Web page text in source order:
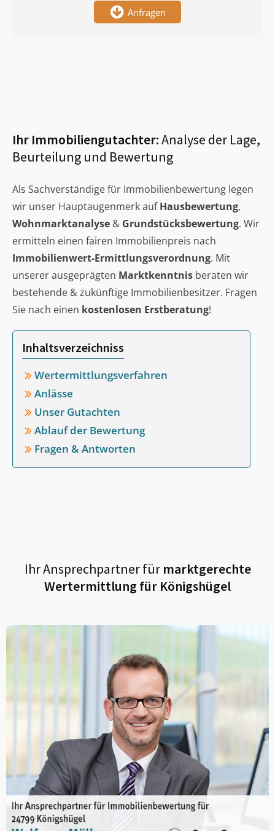
Anfragen
Ihr Immobiliengutachter:Analyse der Lage,
Beurteilung und Bewertung
Als Sachverständige für Immobilienbewertung legen
wir unser Hauptaugenmerk aufHausbewertung,
Wohnmarktanalyse & Grundstücksbewertung. Wir
ermitteln einen fairen Immobilienpreis nach
Immobilienwert-Ermittlungsverordnung. Mit
unserer ausgeprägten Marktkenntnis beraten wir
bestehende & zukünftige Immobilienbesitzer. Fragen
Sie nach einen kostenlosen Erstberatung!
Inhaltsverzeichniss
Wertermittlungsverfahren
Anlässe
Unser Gutachten
Ablauf der Bewertung
Fragen & Antworten
Ihr Ansprechpartner fürmarktgerechte
Wertermittlung für Königshügel